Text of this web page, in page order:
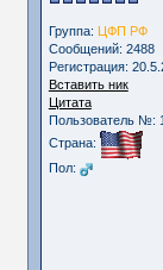
Группа: ЦФП РФ
Сообщений: 2488
Регистрация:
Вставить ник
Цитата
Пользователь №:
Страна:
Пол: